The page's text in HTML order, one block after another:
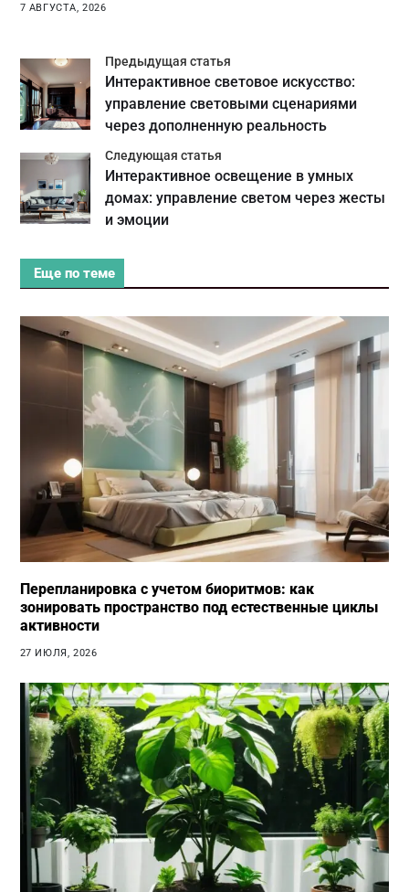
7 АВГУСТА, 2026
Предыдущая статья
Интерактивное световое искусство:
управление световыми сценариями
через дополненную реальность
Следующая статья
Интерактивное освещение в умных
домах: управление светом через жесты
и эмоции
Еще по теме
Перепланировка с учетом биоритмов: как
зонировать пространство под естественные циклы
активности
27 ИЮЛЯ, 2026